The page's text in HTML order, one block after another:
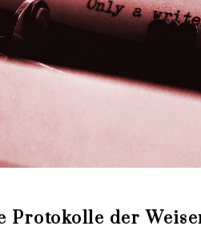
Protokolle der